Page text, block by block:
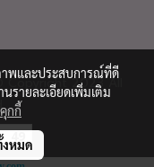
Copyright 2023 All
49
าพและประสบการณ์ที่ดี
รายละเอียดเพิ่มเติม
กกี้
หมด